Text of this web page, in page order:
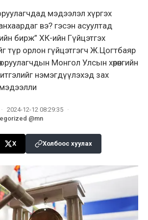
оруулагчдад мэдээлэл хүргэх
вэ? гэсэн асуултад
бирж” ХК-ийн Гүйцэтгэх
түр орлон гүйцэтгэгч Ж.Цогтбаяр
оруулагчдын Монгол Улсын хөрөнгийн
нэмэгдүүлэхэд зах
· 2024-12-12 08:29:35 ·
@mn
X Холбоос хуулах